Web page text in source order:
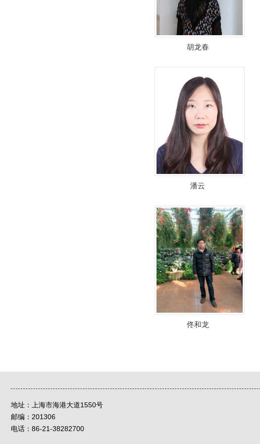
胡龙春
潘云
佟和龙
地址：
上海市海港大道1550号
邮编： 201306
电话：86-21-38282700